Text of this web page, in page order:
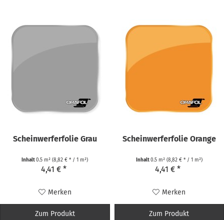
Scheinwerferfolie Grau
Inhalt0.5 m²(8,82 € * / 1 m²)
4,41 € *
Merken
Zum Produkt
Scheinwerferfolie Orange
Inhalt0.5 m² (8,82 € * / 1 m²)
4,41 € *
Merken
Zum Produkt